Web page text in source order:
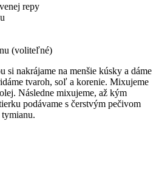
repy
(voliteľné)
si nakrájame na menšie kúsky a dáme
tvaroh, soľ a korenie. Mixujeme
Následne mixujeme, až kým
podávame s čerstvým pečivom